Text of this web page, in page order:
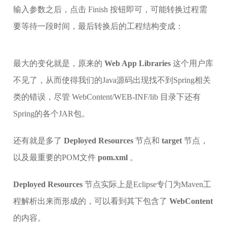
输入参数之后，点击 Finish 按钮即可，可能转换过程需
要等待一段时间，最后转换后的工程结构变成：
最大的变化就是，原来的Web App Libraries 这个用户库
不见了，从而使得我们的Java源码出现找不到Spring相关
类的错误，尽管 WebContent/WEB-INF/lib 目录下还有
Spring的各个JAR包。
还有就是多了Deployed Resources 节点和target节点，
以及最重要的POM文件pom.xml 。
Deployed Resources 节点实际上是Eclipse专门为Maven工
程解析出来而形成的，可以看到其下包含了WebContent
的内容。